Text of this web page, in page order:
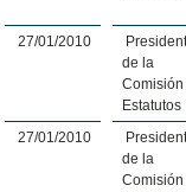
27/01/2010
de la
Estatutos
27/01/2010
de la